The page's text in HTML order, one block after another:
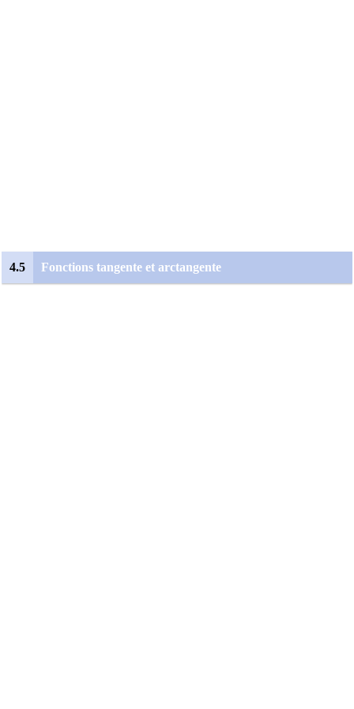
4.5 Fonctions tangente et arctangente